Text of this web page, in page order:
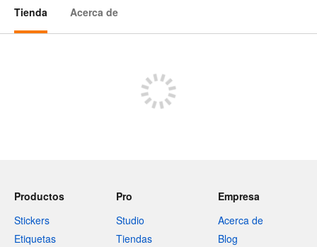
Tienda
Acerca de
Productos
Stickers
Etiquetas
Pro
Studio
Tiendas
Empresa
Acerca de
Blog